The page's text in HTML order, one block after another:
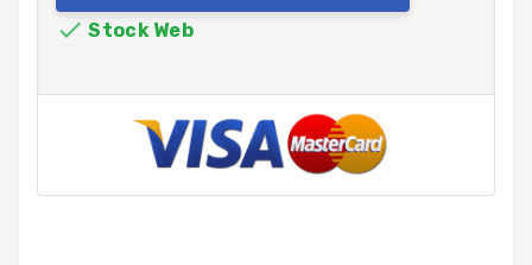
 Stock Web